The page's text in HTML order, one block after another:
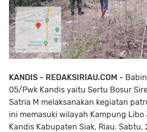
KANDIS - REDAKSIRIAU.COM -
05/Pwk Kandis yaitu Sertu Bosur
Satria M melaksanakan kegiatan
ini memasuki wilayah Kampung Libo
Kandis Kabupaten Siak, Riau. Sabtu,